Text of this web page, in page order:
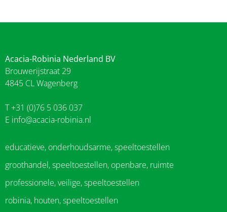
Acacia-Robinia Nederland BV
Brouwerijstraat 29
4845 CL Wagenberg
T +31 (0)76 5 036 037
E info@acacia-robinia.nl
educatieve, onderhoudsarme, speeltoestellen
groothandel, speeltoestellen, openbare, ruimte
professionele, veilige, speeltoestellen
robinia, houten, speeltoestellen